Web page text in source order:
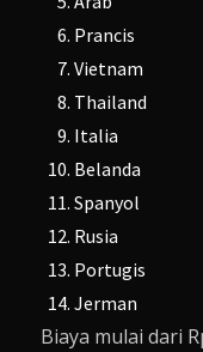
Prancis
Vietnam
Thailand
Italia
Belanda
Spanyol
Rusia
Portugis
Jerman
Biaya mulai dari